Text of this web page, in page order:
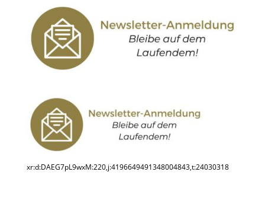
xr:d:DAEG7pL9wxM:220,j:4196649491348004843,t:24030318